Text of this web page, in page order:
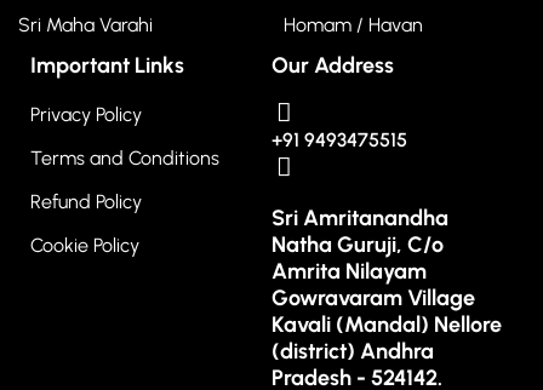
Sri Maha Varahi
Homam / Havan
Important Links
Privacy Policy
Terms and Conditions
Refund Policy
Cookie Policy
Our Address
+91 9493475515
Sri Amritanandha
Natha Guruji, C/o
Amrita Nilayam
Gowravaram Village
Kavali (Mandal) Nellore
(district) Andhra
Pradesh - 524142.